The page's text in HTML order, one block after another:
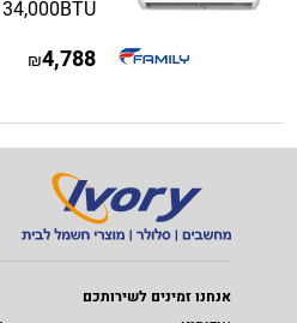
34,000BTU – משלוח חינם
4,788
₪
אנחנו זמינים לשירותכם